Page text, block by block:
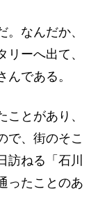
なんだか、
ーへ出て、
である。
とがあり、
で、街のそこ
訪ねる「石川
ったことのあ